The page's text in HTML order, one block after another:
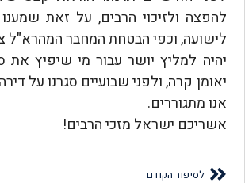
להפצה ולזיכוי הרבים, על זאת
לישועה, וכפי הבטחת המחבר המהרא"ל
יהיה למליץ יושר עבור מי שיפיץ את
יאומן קרה, ולפני שבועיים סגרנו על
אנו מתגוררים.
אשריכם ישראל מזכי הרבים!
לסיפור הקודם